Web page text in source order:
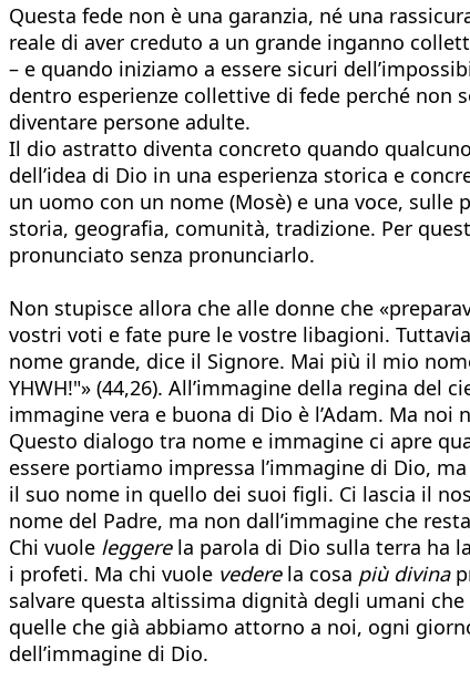
Questa fede non è una garanzia, né una
reale di aver creduto a un grande inganno
– e quando iniziamo a essere sicuri
dentro esperienze collettive di fede perché non
diventare persone adulte.
Il dio astratto diventa concreto quando
dell’idea di Dio in una esperienza storica e
un uomo con un nome (Mosè) e una voce,
storia, geografia, comunità, tradizione. Per
pronunciato senza pronunciarlo.
Non stupisce allora che alle donne che
vostri voti e fate pure le vostre libagioni.
nome grande, dice il Signore. Mai più il mio
YHWH!"» (44,26). All’immagine della regina del
immagine vera e buona di Dio è l’Adam. Ma
Questo dialogo tra nome e immagine ci apre
essere portiamo impressa l’immagine di Dio,
il suo nome in quello dei suoi figli. Ci lascia il
nome del Padre, ma non dall’immagine che
Chi vuole leggerela parola di Dio sulla terra ha
i profeti. Ma chi vuole vederela cosa più divina
salvare questa altissima dignità degli umani
quelle che già abbiamo attorno a noi, ogni
dell’immagine di Dio.